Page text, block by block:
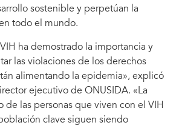
sostenible y perpetúan la
todo el mundo.
ha demostrado la importancia y
las violaciones de los derechos
alimentando la epidemia», explicó
ejecutivo de ONUSIDA. «La
de las personas que viven con el VIH
clave siguen siendo